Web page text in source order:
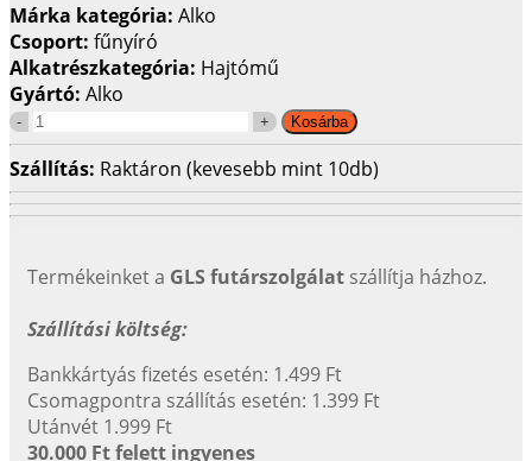
Márka kategória: Alko
Csoport: fűnyíró
Alkatrészkategória: Hajtómű
Gyártó: Alko
Szállítás: Raktáron (kevesebb mint 10db)
Termékeinket a GLS futárszolgálat szállítja házhoz.
Szállítási költség:
Bankkártyás fizetés esetén: 1.499 Ft
Csomagpontra szállítás esetén: 1.399 Ft
Utánvét 1.999 Ft
30.000 Ft felett ingyenes